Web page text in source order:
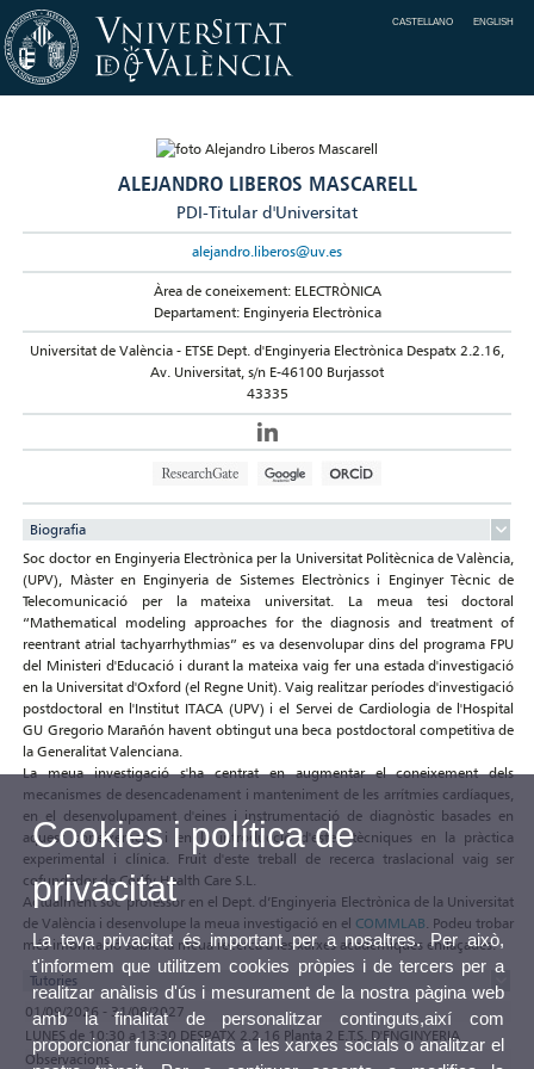
CASTELLANO ENGLISH
ALEJANDRO LIBEROS MASCARELL
PDI-Titular d'Universitat
alejandro.liberos@uv.es
Àrea de coneixement: ELECTRÒNICA
Departament: Enginyeria Electrònica
Universitat de València - ETSE Dept. d'Enginyeria Electrònica Despatx 2.2.16,
Av. Universitat, s/n E-46100 Burjassot
43335
Biografia
Soc doctor en Enginyeria Electrònica per la Universitat Politècnica de València,
(UPV), Màster en Enginyeria de Sistemes Electrònics i Enginyer Tècnic de
Telecomunicació per la mateixa universitat. La meua tesi doctoral
“Mathematical modeling approaches for the diagnosis and treatment of
reentrant atrial tachyarrhythmias” es va desenvolupar dins del programa FPU
del Ministeri d'Educació i durant la mateixa vaig fer una estada d'investigació
en la Universitat d'Oxford (el Regne Unit). Vaig realitzar períodes d'investigació
postdoctoral en l'Institut ITACA (UPV) i el Servei de Cardiologia de l'Hospital
GU Gregorio Marañón havent obtingut una beca postdoctoral competitiva de
la Generalitat Valenciana.
La meua investigació s'ha centrat en augmentar el coneixement dels
mecanismes de desencadenament i manteniment de les arrítmies cardíaques,
en el desenvolupament d'eines i instrumentació de diagnòstic basades en
aquest coneixement i en la introducció d'estes tècniques en la pràctica
experimental i clínica. Fruit d'este treball de recerca traslacional vaig ser
cofundador de Corify Health Care S.L.
Actualment soc professor en el Dept. d’Enginyeria Electrònica de la Universitat
de València i desenvolupe la meua investigació en el COMMLAB. Podeu trobar
més informació sobre la meua recerca a les xarxes acadèmiques enllaçades.
Tutories
01/09/2026 - 31/08/2027
LUNES de 10:30 a 13:30 DESPATX 2.2.16 Planta 2 E.T.S. D'ENGINYERIA
Observacions
Cookies i política de
privacitat
La teva privacitat és important per a nosaltres. Per això,
t'informem que utilitzem cookies pròpies i de tercers per a
realitzar anàlisis d'ús i mesurament de la nostra pàgina web
amb la finalitat de personalitzar continguts,així com
proporcionar funcionalitats a les xarxes socials o analitzar el